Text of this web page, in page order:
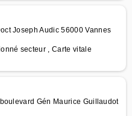
Joseph Audic 56000 Vannes
secteur , Carte vitale
Gén Maurice Guillaudot